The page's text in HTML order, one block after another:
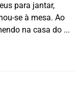
para jantar,
se à mesa. Ao
na casa do